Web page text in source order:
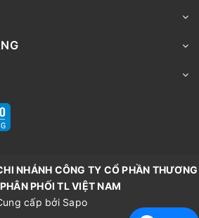
NHÁNH CÔNG TY CỔ PHẦN THƯƠNG
PHỐI TL VIỆT NAM
cấp bởi Sapo